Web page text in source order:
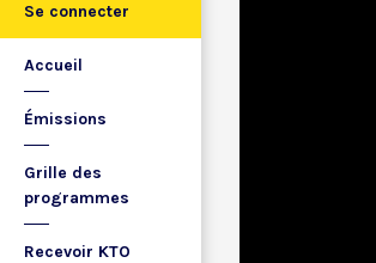
Se connecter
Accueil
Émissions
Grille des
programmes
Recevoir KTO